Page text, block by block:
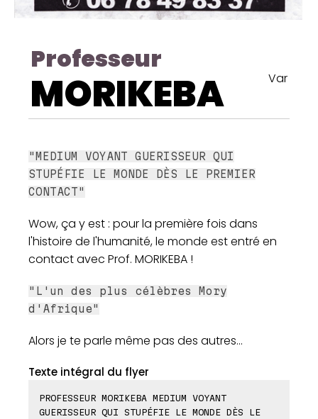
Professeur
MORIKEBA Var
"MEDIUM VOYANT GUERISSEUR QUI
STUPÉFIE LE MONDE DÈS LE PREMIER
CONTACT"
Wow, ça y est : pour la première fois dans
l'histoire de l'humanité, le monde est entré en
contact avec Prof. MORIKEBA !
"L'un des plus célèbres Mory
d'Afrique"
Alors je te parle même pas des autres...
Texte intégral du flyer
PROFESSEUR MORIKEBA MEDIUM VOYANT
GUERISSEUR QUI STUPÉFIE LE MONDE DÈS LE